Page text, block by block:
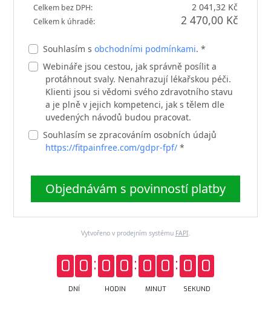
Celkem bez DPH: 2 041,32 Kč
Celkem k úhradě: 2 470,00 Kč
Souhlasím sobchodními podmínkami. *
Webináře jsou cestou, jak správně posílit a
protáhnout svaly. Nenahrazují lékařskou péči.
Klienti jsou si vědomi svého zdravotního stavu
a je plně v jejich kompetenci, jak s tělem dle
uvedených návodů budou pracovat.
Souhlasím se zpracováním osobních údajů
https://fitpainfree.com/gdpr-fpf/ *
Objednávám s povinností platby
Vytvořeno v prodejním systému FAPI
0 0
DNÍ
0 0
HODIN
0 0
MINUT
0 0
SEKUND